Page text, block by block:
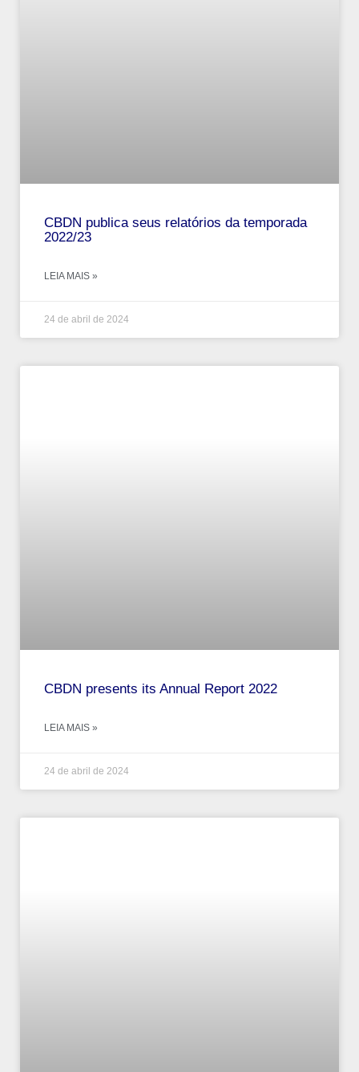
CBDN publica seus relatórios da temporada
2022/23
LEIA MAIS »
24 de abril de 2024
CBDN presents its Annual Report 2022
LEIA MAIS »
24 de abril de 2024